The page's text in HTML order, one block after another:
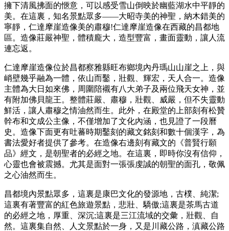
擁下清風拂面的愜意，可以感受雪山倒映於幽藍湖水中平靜的
美。在這裏，知名景點眾多——大昭寺美的神聖，納木錯美的
寧靜，仁達摩崖造像美的肅穆!仁達摩崖造像在西藏的昌都地
區。造像莊嚴神聖，體積龐大，造型豐富，畫面靈動，讓人流
連忘返。
仁達摩崖造像位於昌都察雅縣旺布鄉境內丹瑪山山崖之上，與
峭壁幾乎融為一體，依山而鑿，壯觀、輝宏，天人合一。造像
主體為大日如來佛，周圍陪襯有八大弟子及兩位飛天女神，並
有附加佛貝龍王。整體莊嚴、肅穆，壯觀、威嚴，但不失靈動
鮮活，讓人肅穆之情油然而生。此外，在殿堂的上部刻有松贊
幹布和文成公主像，不僅增加了文化內涵，也見證了一段曆
史。造像下面更有吐蕃時期鑿刻的藏文銘刻和數十個漢字，為
書法愛好者提供了參考。在造像右邊刻有藏文的《普賢行願
品》經文，是朝聖者的必經之地。在這裏，即時你沒有信仰，
心靈也會被震撼。尤其是面對一張張虔誠的朝聖的面孔，敬佩
之心油然而生。
昌都境內景點眾多，這裏是康巴文化的發源地，古樸、純潔;
這裏有著豐富的紅色旅遊景點，悲壯、驕傲;這裏是茶馬古道
的必經之地，厚重、深沉;這裏是三江流域的交彙，壯觀、自
然。這裏集自然、人文景點於一身，又是川藏公路，滇藏公路